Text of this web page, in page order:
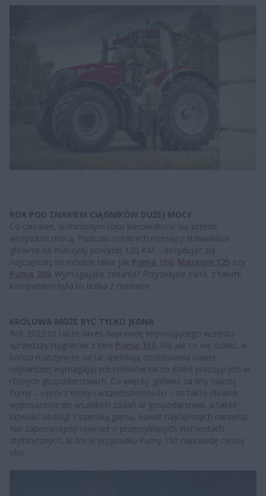
ROK POD ZNAKIEM CIĄGNIKÓW DUŻEJ MOCY
Co ciekawe, w minionym roku kierowaliście się przede
wszystkim mocą. Podczas ostatnich miesięcy stawialiście
głównie na maszyny powyżej 120 KM – decydując się
najczęściej na modele takie jak
,
czy
. Wymagające zadania? Przyznajcie sami, z takimi
kompanami była to bułka z masłem!
KRÓLOWA MOŻE BYĆ TYLKO JEDNA
Rok 2022 to także okres naprawdę imponującego wzrostu
sprzedaży ciągników z serii
. No ale co się dziwić, w
końcu maszyny te od lat spełniają oczekiwania nawet
najbardziej wymagających rolników na co dzień pracujących w
różnych gospodarstwach. Co więcej, główne za lety naszej
Pumy – oprócz mocy i wszechstronności – to także idealne
wyposażenie do wszelkich zadań w gospodarstwie, a także
łatwość obsługi z szeroką gamą, nawet najcięższych narzędzi.
Nie zapominajmy również o przemyślanych elementach
stylistycznych, które w przypadku Pumy 150 naprawdę cieszą
oko.